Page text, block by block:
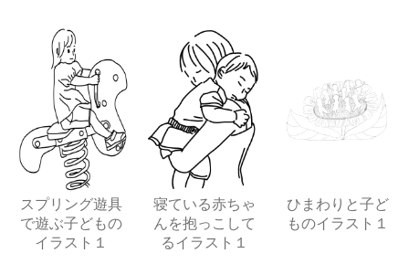
スプリング遊具
で遊ぶ子どもの
イラスト１
寝ている赤ちゃ
んを抱っこして
るイラスト１
ひまわりと子ど
ものイラスト１